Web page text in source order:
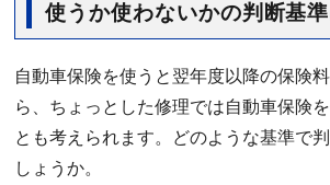
使うか使わないかの判断基準
自動車保険を使うと翌年度以降の保険
ら、ちょっとした修理では自動車保険
とも考えられます。どのような基準で
しょうか。